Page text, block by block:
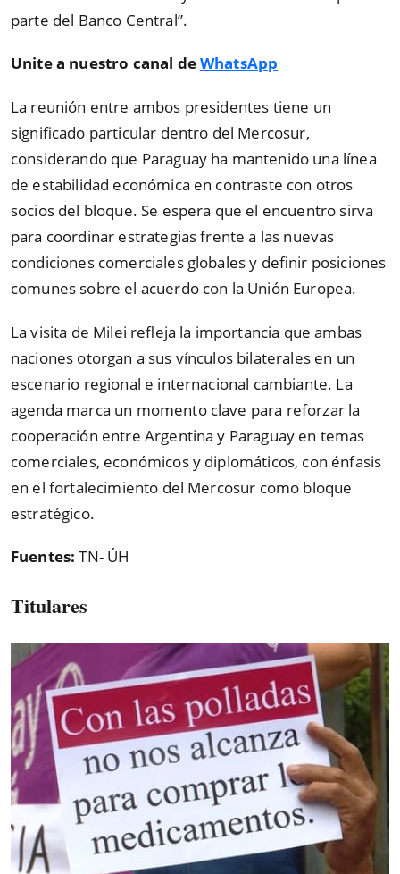
parte del Banco Central”.
Unite a nuestro canal deWhatsApp
La reunión entre ambos presidentes tiene un
significado particular dentro del Mercosur,
considerando que Paraguay ha mantenido una línea
de estabilidad económica en contraste con otros
socios del bloque. Se espera que el encuentro sirva
para coordinar estrategias frente a las nuevas
condiciones comerciales globales y definir posiciones
comunes sobre el acuerdo con la Unión Europea.
La visita de Milei refleja la importancia que ambas
naciones otorgan a sus vínculos bilaterales en un
escenario regional e internacional cambiante. La
agenda marca un momento clave para reforzar la
cooperación entre Argentina y Paraguay en temas
comerciales, económicos y diplomáticos, con énfasis
en el fortalecimiento del Mercosur como bloque
estratégico.
Fuentes: TN- ÚH
Titulares